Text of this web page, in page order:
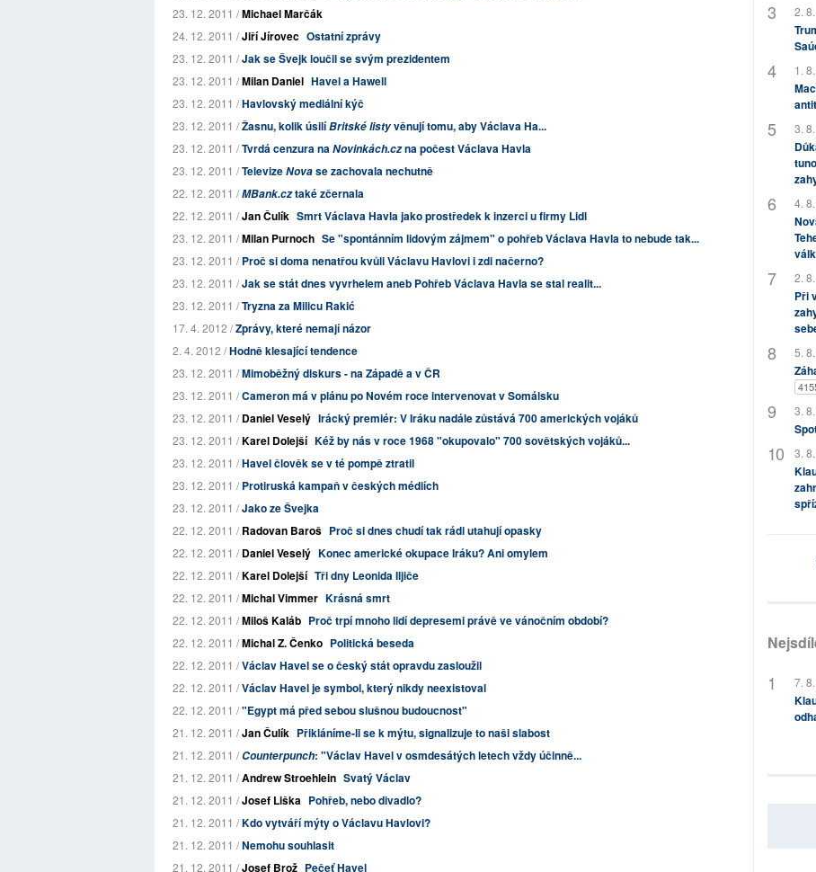
23. 12. 2011 /Michael Marčák
24. 12. 2011 /Jiří Jírovec Ostatní zprávy
23. 12. 2011 /Jak se Švejk loučil se svým prezidentem
23. 12. 2011 /Milan Daniel Havel a Hawell
23. 12. 2011 /Havlovský mediální kýč
23. 12. 2011 /Žasnu, kolik úsilíBritské listyvěnují tomu, aby Václava Ha...
23. 12. 2011 /Tvrdá cenzura naNovinkách.czna počest Václava Havla
23. 12. 2011 /TelevizeNovase zachovala nechutně
22. 12. 2011 /MBank.cztaké zčernala
22. 12. 2011 /Jan Čulík Smrt Václava Havla jako prostředek k inzerci u firmy Lidl
23. 12. 2011 /Milan Purnoch Se "spontánním lidovým zájmem" o pohřeb Václava Havla to nebude tak...
23. 12. 2011 /Proč si doma nenatřou kvůli Václavu Havlovi i zdi načerno?
23. 12. 2011 /Jak se stát dnes vyvrhelem aneb Pohřeb Václava Havla se stal realit...
23. 12. 2011 /Tryzna za Milicu Rakić
17. 4. 2012 /Zprávy, které nemají názor
2. 4. 2012 /Hodně klesající tendence
23. 12. 2011 /Mimoběžný diskurs - na Západě a v ČR
23. 12. 2011 /Cameron má v plánu po Novém roce intervenovat v Somálsku
23. 12. 2011 /Daniel Veselý Irácký premiér: V Iráku nadále zůstává 700 amerických vojáků
23. 12. 2011 /Karel Dolejší Kéž by nás v roce 1968 "okupovalo" 700 sovětských vojáků...
23. 12. 2011 /Havel člověk se v té pompě ztratil
23. 12. 2011 /Protiruská kampaň v českých médiích
23. 12. 2011 /Jako ze Švejka
22. 12. 2011 /Radovan Baroš Proč si dnes chudí tak rádi utahují opasky
22. 12. 2011 /Daniel Veselý Konec americké okupace Iráku? Ani omylem
22. 12. 2011 /Karel Dolejší Tři dny Leonida Iljiče
22. 12. 2011 /Michal Vimmer Krásná smrt
22. 12. 2011 /Miloš Kaláb Proč trpí mnoho lidí depresemi právě ve vánočním období?
22. 12. 2011 /Michal Z. Čenko Politická beseda
22. 12. 2011 /Václav Havel se o český stát opravdu zasloužil
22. 12. 2011 /Václav Havel je symbol, který nikdy neexistoval
22. 12. 2011 /"Egypt má před sebou slušnou budoucnost"
21. 12. 2011 /Jan Čulík Přikláníme-li se k mýtu, signalizuje to naši slabost
21. 12. 2011 /Counterpunch: "Václav Havel v osmdesátých letech vždy účinně...
21. 12. 2011 /Andrew Stroehlein Svatý Václav
21. 12. 2011 /Josef Liška Pohřeb, nebo divadlo?
21. 12. 2011 /Kdo vytváří mýty o Václavu Havlovi?
21. 12. 2011 /Nemohu souhlasit
21. 12. 2011 /Josef Brož Pečeť Havel
2.
1.
3.
4.
2.
Při
5.
3.
3.
7.